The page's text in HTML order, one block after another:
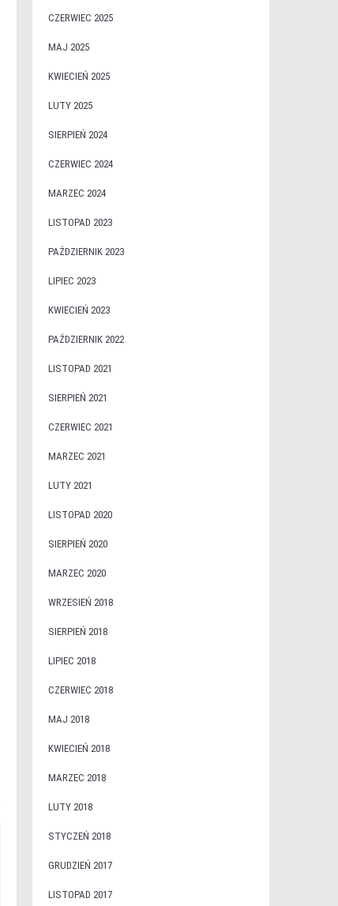
CZERWIEC 2025
MAJ 2025
KWIECIEŃ 2025
LUTY 2025
SIERPIEŃ 2024
CZERWIEC 2024
MARZEC 2024
LISTOPAD 2023
PAŹDZIERNIK 2023
LIPIEC 2023
KWIECIEŃ 2023
PAŹDZIERNIK 2022
LISTOPAD 2021
SIERPIEŃ 2021
CZERWIEC 2021
MARZEC 2021
LUTY 2021
LISTOPAD 2020
SIERPIEŃ 2020
MARZEC 2020
WRZESIEŃ 2018
SIERPIEŃ 2018
LIPIEC 2018
CZERWIEC 2018
MAJ 2018
KWIECIEŃ 2018
MARZEC 2018
LUTY 2018
STYCZEŃ 2018
GRUDZIEŃ 2017
LISTOPAD 2017